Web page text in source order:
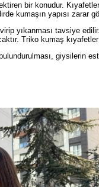
bir konudur.
kumaşın yapısı zarar
yıkanması tavsiye
Triko kumaş
giysilerin